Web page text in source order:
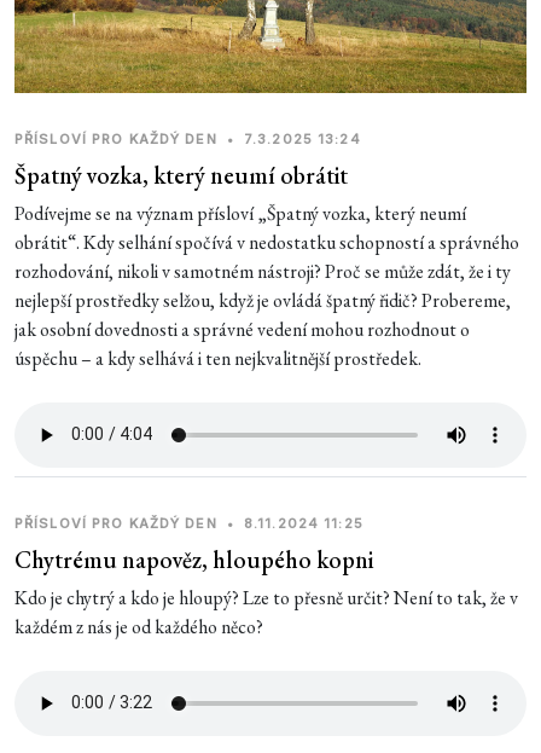
PŘÍSLOVÍ PRO KAŽDÝ DEN • 7.3.2025 13:24
Špatný vozka, který neumí obrátit
Podívejme se na význam přísloví „Špatný vozka, který neumí
obrátit“. Kdy selhání spočívá v nedostatku schopností a správného
rozhodování, nikoli v samotném nástroji? Proč se může zdát, že i ty
nejlepší prostředky selžou, když je ovládá špatný řidič? Probereme,
jak osobní dovednosti a správné vedení mohou rozhodnout o
úspěchu – a kdy selhává i ten nejkvalitnější prostředek.
PŘÍSLOVÍ PRO KAŽDÝ DEN • 8.11.2024 11:25
Chytrému napověz, hloupého kopni
Kdo je chytrý a kdo je hloupý? Lze to přesně určit? Není to tak, že v
každém z nás je od každého něco?